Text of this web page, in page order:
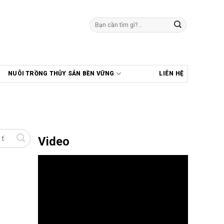
Tìm
kiếm:
NUÔI TRỒNG THỦY SẢN BỀN VỮNG LIÊN HỆ
Video